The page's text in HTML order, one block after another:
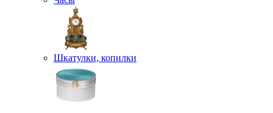
Шкатулки, копилки